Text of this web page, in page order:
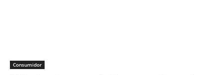
Consumidor